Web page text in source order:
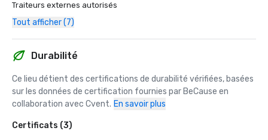
Traiteurs externes autorisés
Tout afficher (7)
Durabilité
Ce lieu détient des certifications de durabilité vérifiées, basées
sur les données de certification fournies par BeCause en
collaboration avec Cvent. En savoir plus
Certificats (3)